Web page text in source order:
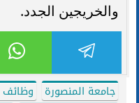
والخريجين الجدد.
جامعة المنصورة
وظائف